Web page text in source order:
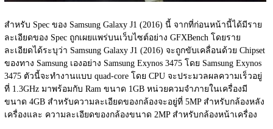
สำหรับ Spec ของ Samsung Galaxy J1 (2016) นี้ จากที่ก่อนหน้านี้ได้มีราย
ละเอียดของ Spec ถูกเผยแพร่บนเว็บไซต์อย่าง GFXBench โดยราย
ละเอียดได้ระบุว่า Samsung Galaxy J1 (2016) จะถูกขับเคลื่อนด้วย Chipset
ของทาง Samsung เองอย่าง Samsung Exynos 3475 โดย Samsung Exynos
3475 ตัวนี้จะทำงานแบบ quad-core โดย CPU จะประมวลผลความเร็วอยู่
ที่ 1.3GHz มาพร้อมกับ Ram ขนาด 1GB หน่วยควมจำภายในเครื่องมี
ขนาด 4GB สำหรับความละเอียดของกล้องจะอยู่ที่ 5MP สำหรับกล้องหลัง
เครื่องและ ความละเอียดของกล้องขนาด 2MP สำหรับกล้องหน้าเครื่อง